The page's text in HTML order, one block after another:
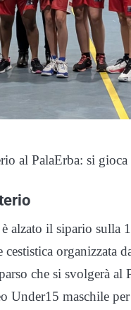
al PalaErba: si
alzato il sipario sulla
organizzata
che si svolgerà
Under15 maschile